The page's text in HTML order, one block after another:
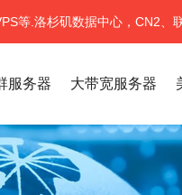
等.洛杉矶数据中心，CN2、
服务器 大带宽服务器